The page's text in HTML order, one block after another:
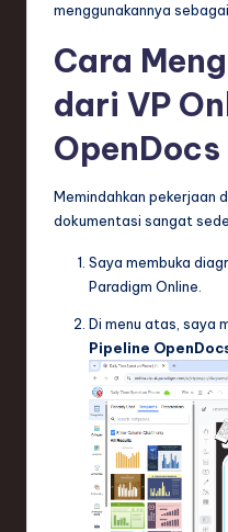
menggunakannya
Cara
dari VP
OpenDocs
Memindahkan pekerjaan
dokumentasi sangat
Saya membuka
Paradigm Online.
Di menu atas, saya
Pipeline